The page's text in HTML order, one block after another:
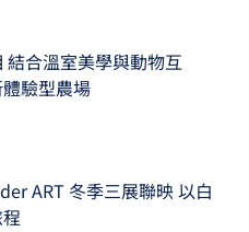
結合溫室美學與動物互
驗型農場
ART 冬季三展聯映 以白